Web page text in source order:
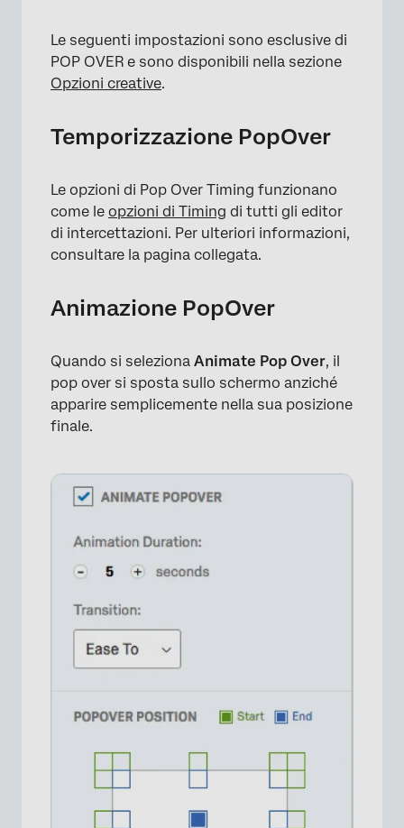
Le seguenti impostazioni sono esclusive di
POP OVER e sono disponibili nella sezione
Opzioni creative.
Temporizzazione PopOver
Le opzioni di Pop Over Timing funzionano
come le opzioni di Timing di tutti gli editor
di intercettazioni. Per ulteriori informazioni,
consultare la pagina collegata.
Animazione PopOver
Quando si seleziona Animate Pop Over, il
pop over si sposta sullo schermo anziché
apparire semplicemente nella sua posizione
finale.